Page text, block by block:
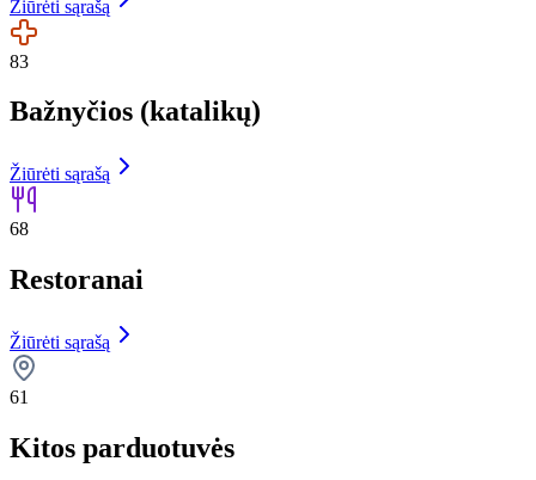
Žiūrėti sąrašą
83
Bažnyčios (katalikų)
Žiūrėti sąrašą
68
Restoranai
Žiūrėti sąrašą
61
Kitos parduotuvės